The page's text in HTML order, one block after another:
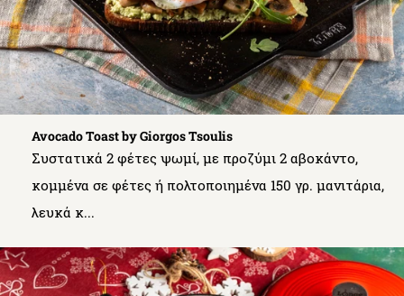
Avocado Toast by Giorgos Tsoulis
Συστατικά 2 φέτες ψωμί, με προζύμι 2 αβοκάντο,
κομμένα σε φέτες ή πολτοποιημένα 150 γρ. μανιτάρια,
λευκά κ...